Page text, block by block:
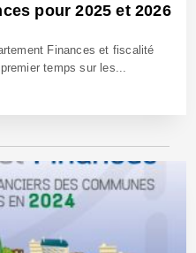
pour 2025 et 2026
Finances et fiscalité
temps sur les...